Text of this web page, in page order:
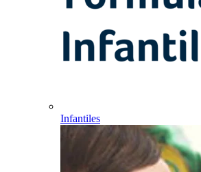
Infantiles